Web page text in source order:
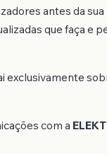
antes da
que faça e
com a